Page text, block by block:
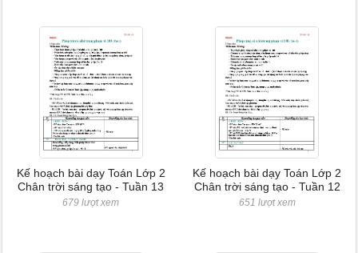
Kế hoạch bài dạy Toán Lớp 2
Chân trời sáng tạo - Tuần 13
679 lượt xem
Kế hoạch bài dạy Toán Lớp 2
Chân trời sáng tạo - Tuần 12
651 lượt xem